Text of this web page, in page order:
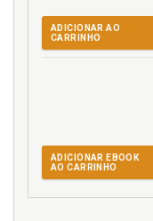
ADICIONAR AO
CARRINHO
ADICIONAR EBOOK
AO CARRINHO